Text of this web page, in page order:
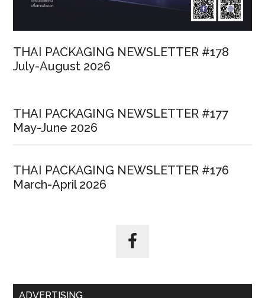
THAI PACKAGING NEWSLETTER #178
July-August 2026
THAI PACKAGING NEWSLETTER #177
May-June 2026
THAI PACKAGING NEWSLETTER #176
March-April 2026
ADVERTISING